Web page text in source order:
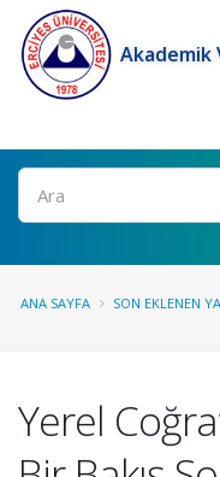
Akademik
Ara
ANA SAYFA SON EKLENEN
Yerel